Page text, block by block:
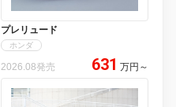
プレリュード
ホンダ
2026.08発売 631 万円 ～